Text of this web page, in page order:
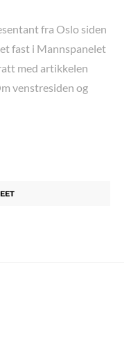
fra Oslo siden
fast i Mannspanelet
med artikkelen
venstresiden og